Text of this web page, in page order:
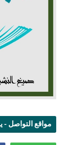
مواقع التواصل -